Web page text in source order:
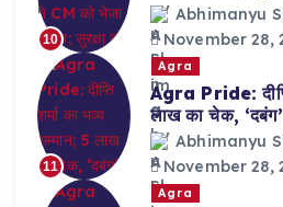
10
Abhimanyu
November 28,
11
Agra
Agra Pride:
लाख का चेक,
Abhimanyu
November 28,
Agra